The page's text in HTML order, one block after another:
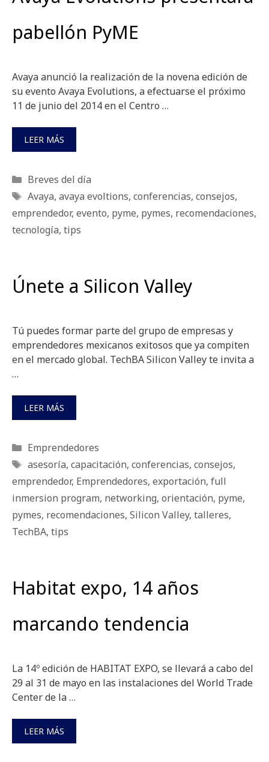
pabellón PyME
Avaya anunció la realización de la novena edición de
su evento Avaya Evolutions, a efectuarse el próximo
11 de junio del 2014 en el Centro …
LEER MÁS
Categorías
Breves del día
Etiquetas
Avaya, avaya evoltions, conferencias, consejos,
emprendedor, evento, pyme, pymes, recomendaciones,
tecnología, tips
Únete a Silicon Valley
Tú puedes formar parte del grupo de empresas y
emprendedores mexicanos exitosos que ya compiten
en el mercado global. TechBA Silicon Valley te invita a
…
LEER MÁS
Categorías
Emprendedores
Etiquetas
asesoría, capacitación, conferencias, consejos,
emprendedor, Emprendedores, exportación, full
inmersion program, networking, orientación, pyme,
pymes, recomendaciones, Silicon Valley, talleres,
TechBA, tips
Habitat expo, 14 años
marcando tendencia
La 14º edición de HABITAT EXPO, se llevará a cabo del
29 al 31 de mayo en las instalaciones del World Trade
Center de la …
LEER MÁS